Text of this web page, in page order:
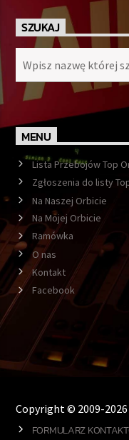
SZUKAJ
MENU
Lista Przebojów Top
Zgłoszenia do listy
Na Naszej Orbicie
Na Mojej Orbicie
Ramówka
O nas
Kontakt
Facebook
Copyright © 2009-
FORMULARZ